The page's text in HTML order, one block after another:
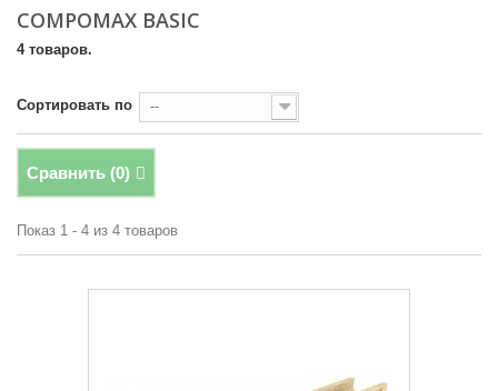
COMPOMAX BASIC
4 товаров.
Сортировать по --
Сравнить (0)
Показ 1 - 4 из 4 товаров